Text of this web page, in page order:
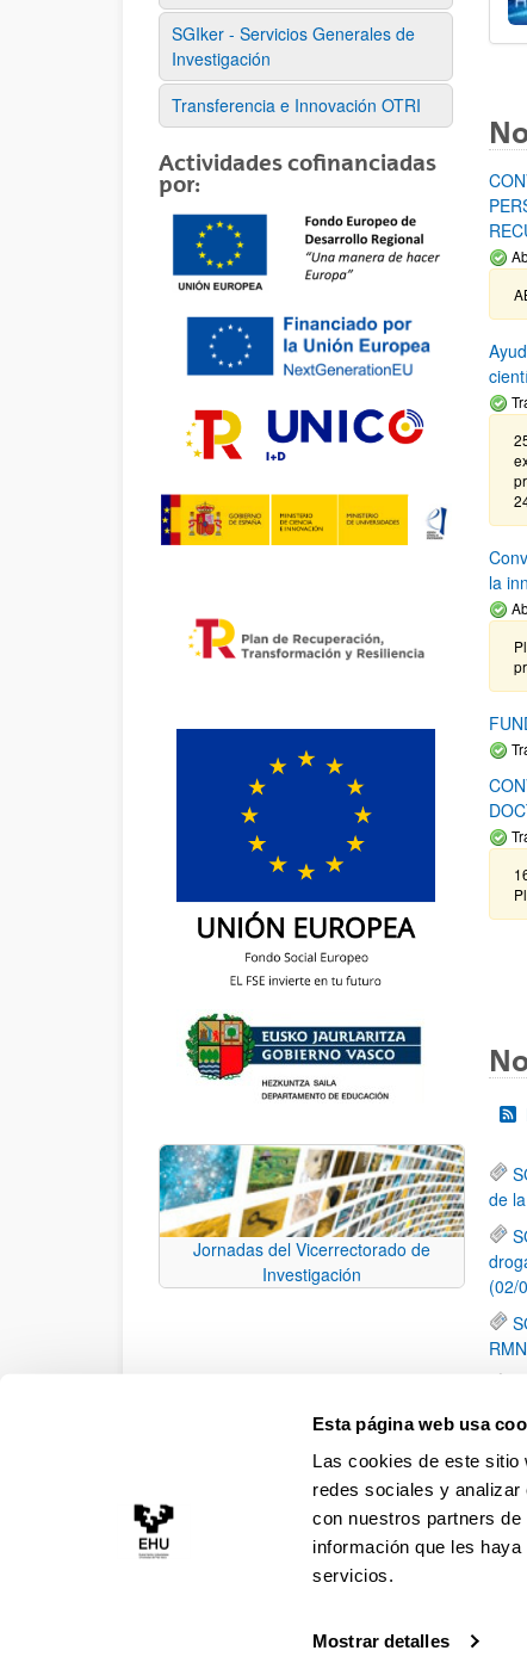
Esta página web usa
Las cookies de este sitio
redes sociales y
con nuestros partners
información que les
servicios.
Mostrar detalles
SGIker - Servicios Generales de
Investigación
Transferencia e Innovación OTRI
Actividades cofinanciadas
por:
Jornadas del Vicerrectorado de
Investigación
la
de
(02/